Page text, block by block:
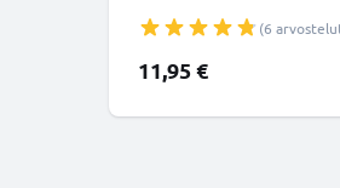
S10 5200-laitteille + 1m +
Kaapeli valmistajalta
(6
11,95 €